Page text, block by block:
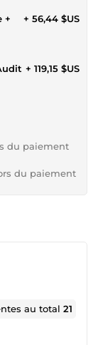
+
+ 56,44 $US
+ 119,15 $US
du paiement
du paiement
au total21